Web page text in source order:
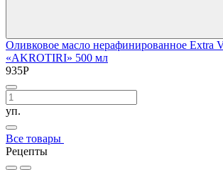
Оливковое масло нерафинированное Extra
«AKROTIRI» 500 мл
935Р
уп.
Все товары
Рецепты